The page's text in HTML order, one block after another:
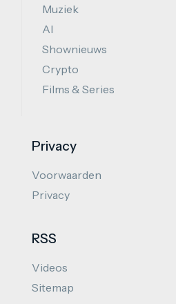
Muziek
AI
Shownieuws
Crypto
Films & Series
Privacy
Voorwaarden
Privacy
RSS
Videos
Sitemap